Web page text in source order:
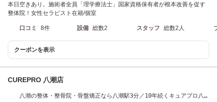
本日空きあり。施術者全員「理学療法士」国家資格保有者が根本改善を促す
整体院！女性セラピスト在籍/個室
口コミ 8件 設備 総数2 スタッフ 総数2人
クーポンを表示
CUREPRO 八潮店
八潮の整体・整骨院・骨盤矯正なら八潮駅3分／10年続くキュアプロ八